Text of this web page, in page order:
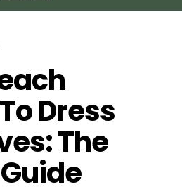
Dress
The